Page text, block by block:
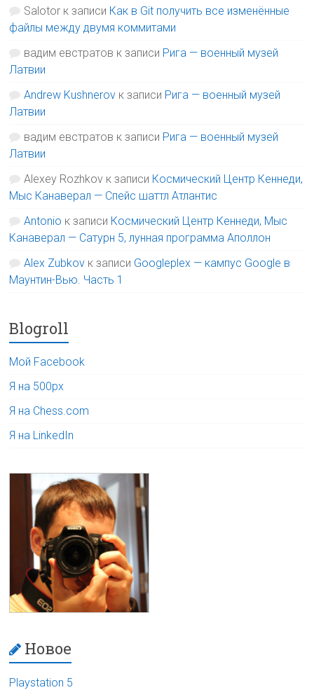
Salotor к записи Как в Git получить все изменённые
файлы между двумя коммитами
вадим евстратов к записи Рига — военный музей
Латвии
Andrew Kushnerov к записи Рига — военный музей
Латвии
вадим евстратов к записи Рига — военный музей
Латвии
Alexey Rozhkov к записи Космический Центр Кеннеди,
Мыс Канаверал — Спейс шаттл Атлантис
Antonio к записи Космический Центр Кеннеди, Мыс
Канаверал — Сатурн 5, лунная программа Аполлон
Alex Zubkov к записи Googleplex — кампус Google в
Маунтин-Вью. Часть 1
Blogroll
Мой Facebook
Я на 500px
Я на Chess.com
Я на LinkedIn
Новое
Playstation 5